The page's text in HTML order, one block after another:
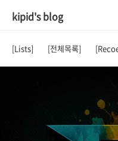
kipid's blog
[Lists] [전체목록]